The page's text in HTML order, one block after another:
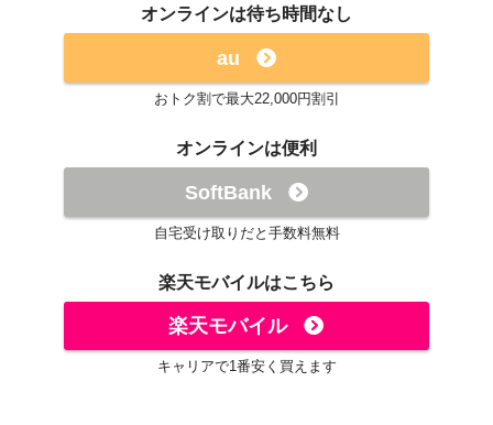
オンラインは待ち時間なし
au
おトク割で最大22,000円割引
オンラインは便利
SoftBank
自宅受け取りだと手数料無料
楽天モバイルはこちら
楽天モバイル
キャリアで1番安く買えます